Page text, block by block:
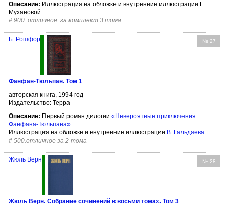
Описание: Иллюстрация на обложке и внутренние иллюстрации Е.
Мухановой.
# 900. отличное. за комплект 3 тома
№ 27
Б. Рошфор
Фанфан-Тюльпан. Том 1
авторская книга, 1994 год
Издательство: Терра
Описание: Первый роман дилогии «Невероятные приключения
Фанфана-Тюльпана».
Иллюстрация на обложке и внутренние иллюстрации В. Гальдяева.
# 500.отличное за 2 тома
№ 28
Жюль Верн
Жюль Верн. Собрание сочинений в восьми томах. Том 3